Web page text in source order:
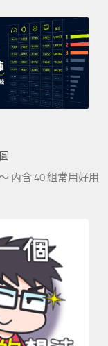
內含 40 組常用好用